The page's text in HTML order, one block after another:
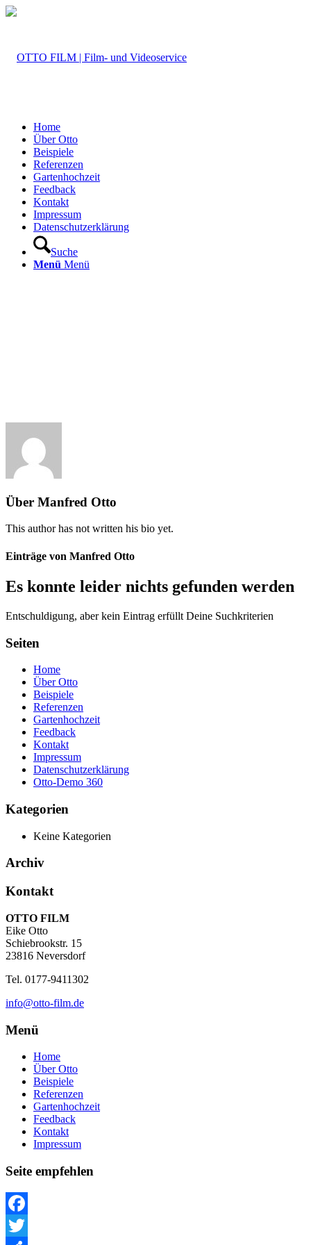
Home
Über Otto
Beispiele
Referenzen
Gartenhochzeit
Feedback
Kontakt
Impressum
Datenschutzerklärung
Suche
Menü Menü
Über Manfred Otto
This author has not written his bio yet.
Einträge von Manfred Otto
Es konnte leider nichts gefunden werden
Entschuldigung, aber kein Eintrag erfüllt Deine Suchkriterien
Seiten
Home
Über Otto
Beispiele
Referenzen
Gartenhochzeit
Feedback
Kontakt
Impressum
Datenschutzerklärung
Otto-Demo 360
Kategorien
Keine Kategorien
Archiv
Kontakt
OTTO FILM
Eike Otto
Schiebrookstr. 15
23816 Neversdorf
Tel. 0177-9411302
info@otto-film.de
Menü
Home
Über Otto
Beispiele
Referenzen
Gartenhochzeit
Feedback
Kontakt
Impressum
Seite empfehlen
Facebook